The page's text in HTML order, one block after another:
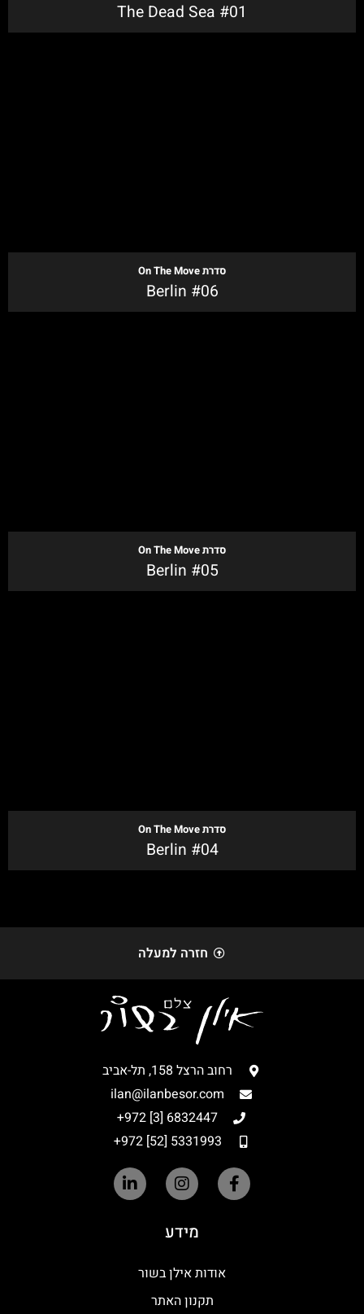
The Dead Sea #01
סדרתOn The Move
Berlin #06
סדרתOn The Move
Berlin #05
סדרתOn The Move
Berlin #04
חזרה למעלה
רחוב הרצל 158, תל-אביב
ilan@ilanbesor.com
6832447 [3] 972+
5331993 [52] 972+
מידע
אודות אילן בשור
תקנון האתר